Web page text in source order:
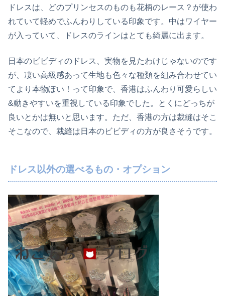
ドレスは、どのプリンセスのものも花柄のレース？が使わ
れていて軽めでふんわりしている印象です。中はワイヤー
が入っていて、ドレスのラインはとても綺麗に出ます。
日本のビビディのドレス、実物を見たわけじゃないのです
が、凄い高級感あって生地も色々な種類を組み合わせてい
てより本物ぽい！って印象で、香港はふんわり可愛らしい
&動きやすいを重視している印象でした。とくにどっちが
良いとかは無いと思います。ただ、香港の方は裁縫はそこ
そこなので、裁縫は日本のビビディの方が良さそうです。
ドレス以外の選べるもの・オプション